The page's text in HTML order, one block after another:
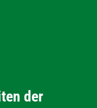
der